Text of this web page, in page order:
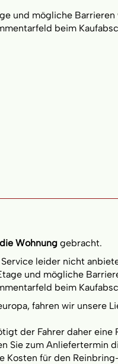
und mögliche
beim
Wohnung gebracht.
leider nicht
und mögliche
beim
fahren wir unsere
der Fahrer daher
Sie zum Anliefertermin
Kosten für den